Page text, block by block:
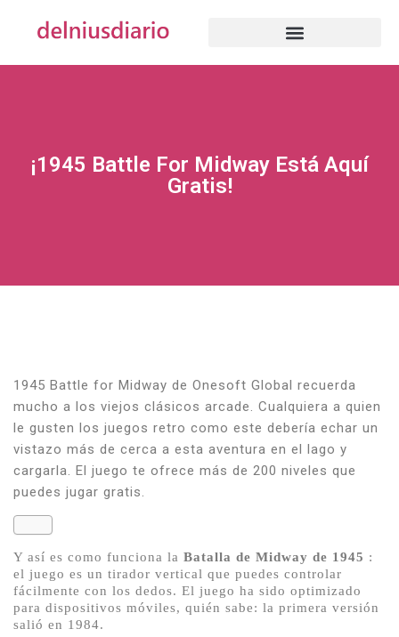
¡1945 Battle For Midway Está Aquí
Gratis!
1945 Battle for Midway de Onesoft Global recuerda
mucho a los viejos clásicos arcade. Cualquiera a quien
le gusten los juegos retro como este debería echar un
vistazo más de cerca a esta aventura en el lago y
cargarla. El juego te ofrece más de 200 niveles que
puedes jugar gratis.
Y así es como funciona la Batalla de Midway de 1945 :
el juego es un tirador vertical que puedes controlar
fácilmente con los dedos. El juego ha sido optimizado
para dispositivos móviles, quién sabe: la primera versión
salió en 1984.